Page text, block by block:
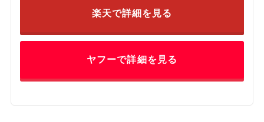
楽天で詳細を見る
ヤフーで詳細を見る